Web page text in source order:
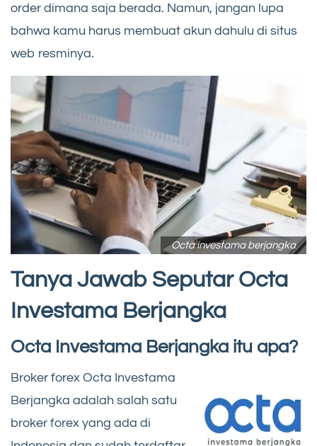
order dimana saja berada. Namun, jangan lupa
bahwa kamu harus membuat akun dahulu di situs
web resminya.
Octa investama berjangka
Tanya Jawab Seputar Octa
Investama Berjangka
Octa Investama Berjangka itu apa?
Broker forex Octa Investama
Berjangka adalah salah satu
broker forex yang ada di